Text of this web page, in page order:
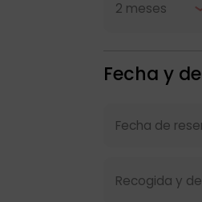
Fecha y